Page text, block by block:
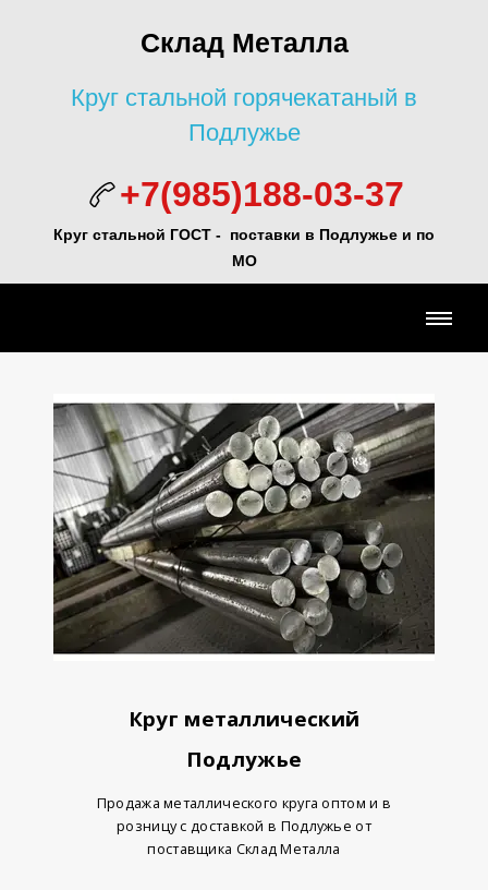
Склад Металла
Круг стальной горячекатаный в
Подлужье
+7(985)188-03-37
Круг стальной ГОСТ - поставки в Подлужье и по
МО
Круг металлический
Подлужье
Продажа металлического круга оптом и в
розницу с доставкой в Подлужье от
поставщика Склад Металла